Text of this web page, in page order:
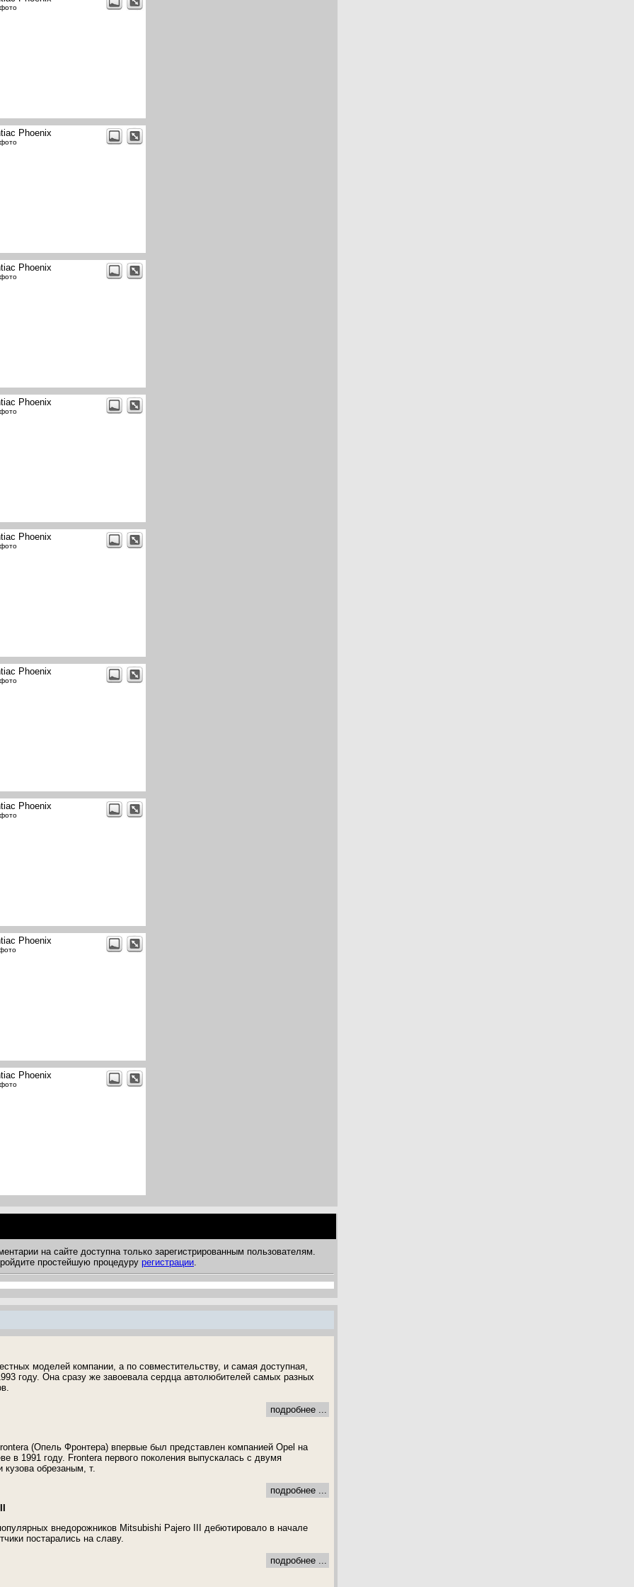
Phoenix
Phoenix
Phoenix
Phoenix
Phoenix
Phoenix
Phoenix
Phoenix
на сайте доступна только зарегистрированным пользователям.
простейшую процедуру регистрации.
моделей компании, а по совместительству, и самая доступная,
году. Она сразу же завоевала сердца автолюбителей самых разных
подробнее ...
(Опель Фронтера) впервые был представлен компанией Opel на
в 1991 году. Frontera первого поколения выпускалась с двумя
обрезаным, т.
подробнее ...
внедорожников Mitsubishi Pajero III дебютировало в начале
постарались на славу.
подробнее ...